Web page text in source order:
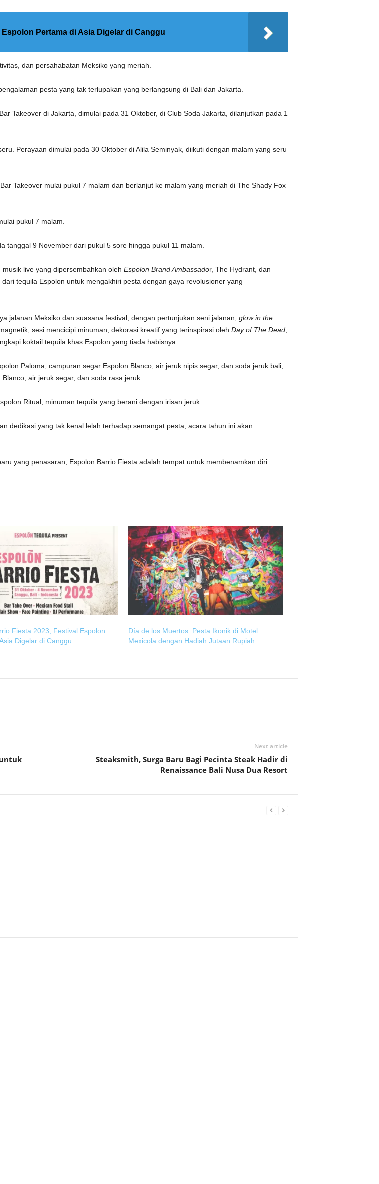
Pertama di Asia Digelar di Canggu
dan persahabatan Meksiko yang meriah.
pesta yang tak terlupakan yang berlangsung di Bali dan Jakarta.
Takeover di Jakarta, dimulai pada 31 Oktober, di Club Soda Jakarta, dilanjutkan pada 1
Perayaan dimulai pada 30 Oktober di Alila Seminyak, diikuti dengan malam yang seru
Takeover mulai pukul 7 malam dan berlanjut ke malam yang meriah di The Shady Fox
pukul 7 malam.
tanggal 9 November dari pukul 5 sore hingga pukul 11 ​​malam.
live yang dipersembahkan oleh Espolon Brand Ambassador, The Hydrant, dan
tequila Espolon untuk mengakhiri pesta dengan gaya revolusioner yang
jalanan Meksiko dan suasana festival, dengan pertunjukan seni jalanan, glow in the
sesi mencicipi minuman, dekorasi kreatif yang terinspirasi oleh Day of The Dead,
koktail tequila khas Espolon yang tiada habisnya.
Paloma, campuran segar Espolon Blanco, air jeruk nipis segar, dan soda jeruk bali,
air jeruk segar, dan soda rasa jeruk.
Ritual, minuman tequila yang berani dengan irisan jeruk.
dedikasi yang tak kenal lelah terhadap semangat pesta, acara tahun ini akan
yang penasaran, Espolon Barrio Fiesta adalah tempat untuk membenamkan diri
Fiesta 2023, Festival Espolon
Digelar di Canggu
Día de los Muertos: Pesta Ikonik di Motel
Mexicola dengan Hadiah Jutaan Rupiah
Next article
Steaksmith, Surga Baru Bagi Pecinta Steak Hadir di
Renaissance Bali Nusa Dua Resort